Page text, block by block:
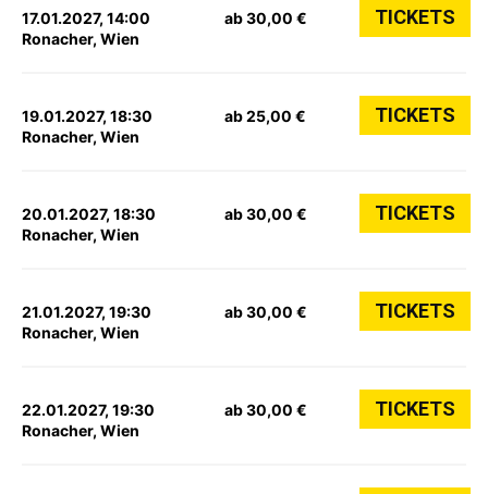
17.01.2027, 14:00
Ronacher, Wien
ab 30,00 € TICKETS
19.01.2027, 18:30
Ronacher, Wien
ab 25,00 € TICKETS
20.01.2027, 18:30
Ronacher, Wien
ab 30,00 € TICKETS
21.01.2027, 19:30
Ronacher, Wien
ab 30,00 € TICKETS
22.01.2027, 19:30
Ronacher, Wien
ab 30,00 € TICKETS